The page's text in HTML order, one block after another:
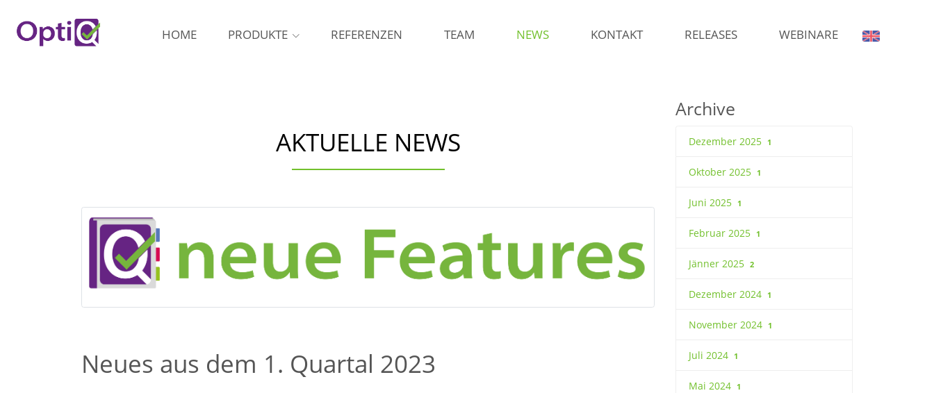
HOME PRODUKTE REFERENZEN TEAM NEWS KONTAKT RELEASES WEBINARE
AKTUELLE NEWS
Neues aus dem 1. Quartal 2023
Archive
Dezember 2025 1
Oktober 2025 1
Juni 2025 1
Februar 2025 1
Jänner 2025 2
Dezember 2024 1
November 2024 1
Juli 2024 1
Mai 2024 1